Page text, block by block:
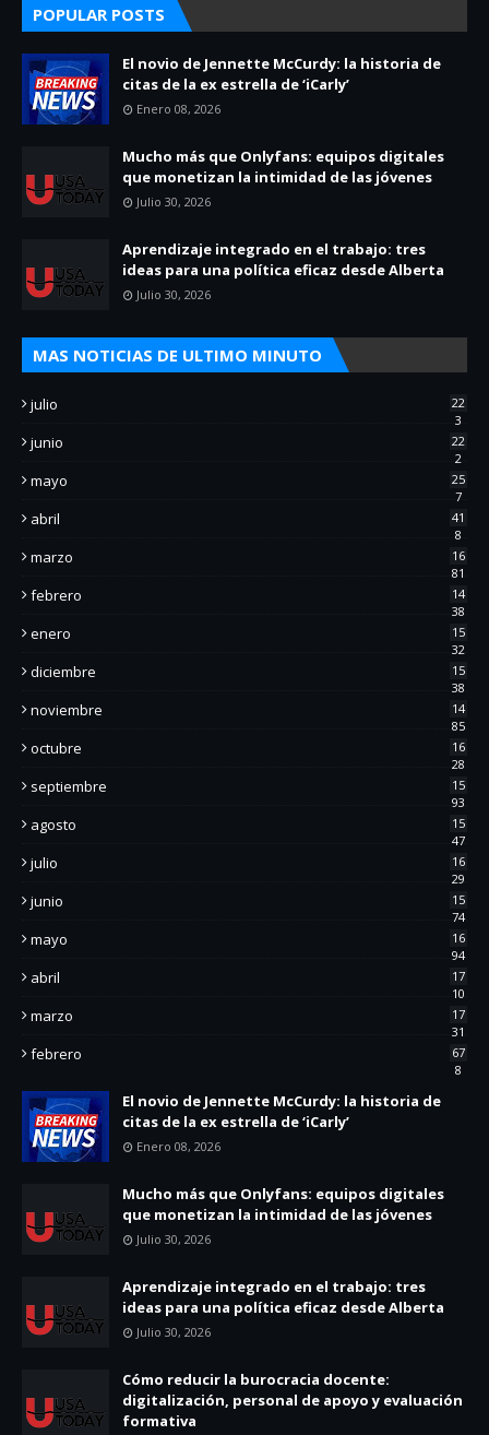
POPULAR POSTS
El novio de Jennette McCurdy: la historia de
citas de la ex estrella de ‘iCarly’
Enero 08, 2026
Mucho más que Onlyfans: equipos digitales
que monetizan la intimidad de las jóvenes
Julio 30, 2026
Aprendizaje integrado en el trabajo: tres
ideas para una política eficaz desde Alberta
Julio 30, 2026
MAS NOTICIAS DE ULTIMO MINUTO
julio
22
3
junio
22
2
mayo
25
7
abril
41
8
marzo
16
81
febrero
14
38
enero
15
32
diciembre
15
38
noviembre
14
85
octubre
16
28
septiembre
15
93
agosto
15
47
julio
16
29
junio
15
74
mayo
16
94
abril
17
10
marzo
17
31
febrero
67
8
El novio de Jennette McCurdy: la historia de
citas de la ex estrella de ‘iCarly’
Enero 08, 2026
Mucho más que Onlyfans: equipos digitales
que monetizan la intimidad de las jóvenes
Julio 30, 2026
Aprendizaje integrado en el trabajo: tres
ideas para una política eficaz desde Alberta
Julio 30, 2026
Cómo reducir la burocracia docente:
digitalización, personal de apoyo y evaluación
formativa